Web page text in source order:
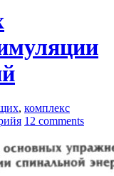
, комплекс
12 comments